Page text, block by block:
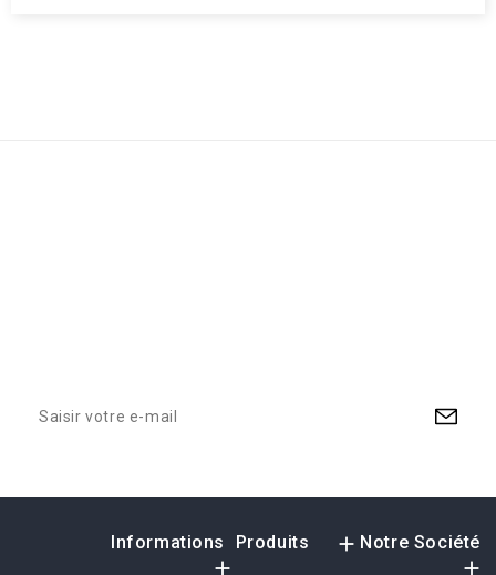
Informations

Produits  Notre Société
